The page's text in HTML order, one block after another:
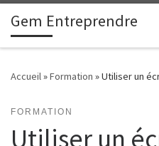
Passer au contenu
Gem Entreprendre
Accueil»Formation »Utiliser un
FORMATION
Utiliser un